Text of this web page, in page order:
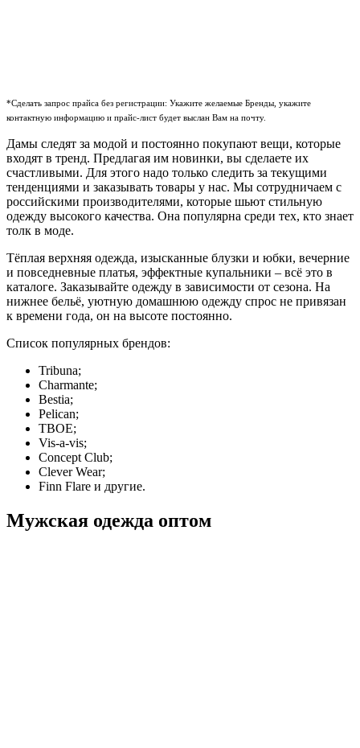
*Сделать запрос прайса без регистрации: Укажите желаемые Бренды, укажите
контактную информацию и прайс-лист будет выслан Вам на почту.
Дамы следят за модой и постоянно покупают вещи, которые
входят в тренд. Предлагая им новинки, вы сделаете их
счастливыми. Для этого надо только следить за текущими
тенденциями и заказывать товары у нас. Мы сотрудничаем с
российскими производителями, которые шьют стильную
одежду высокого качества. Она популярна среди тех, кто знает
толк в моде.
Тёплая верхняя одежда, изысканные блузки и юбки, вечерние
и повседневные платья, эффектные купальники – всё это в
каталоге. Заказывайте одежду в зависимости от сезона. На
нижнее бельё, уютную домашнюю одежду спрос не привязан
к времени года, он на высоте постоянно.
Список популярных брендов:
Tribuna;
Charmante;
Bestia;
Pelican;
ТВОЕ;
Vis-a-vis;
Concept Club;
Clever Wear;
Finn Flare и другие.
Мужская одежда оптом